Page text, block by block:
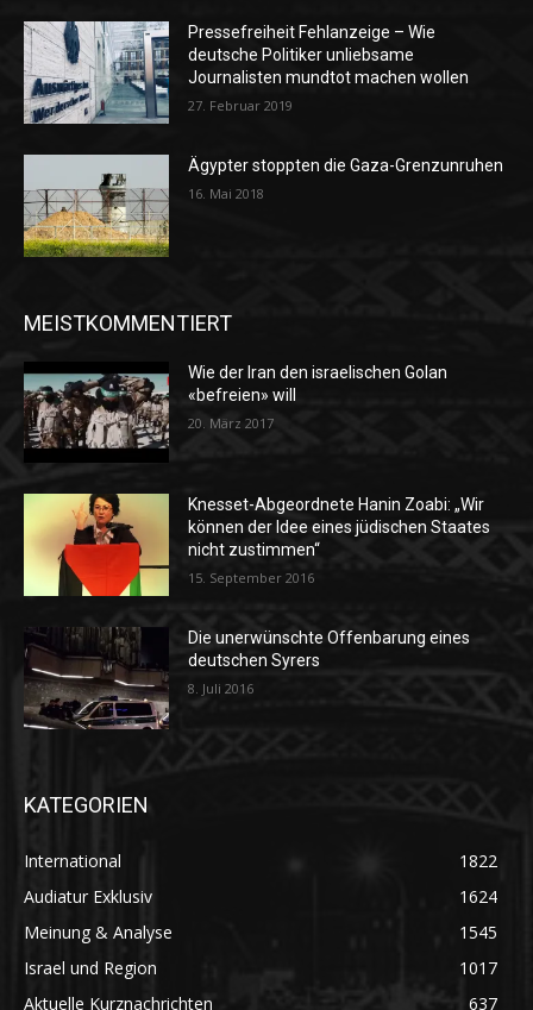
Pressefreiheit Fehlanzeige – Wie
deutsche Politiker unliebsame
Journalisten mundtot machen wollen
27. Februar 2019
Ägypter stoppten die Gaza-Grenzunruhen
16. Mai 2018
MEISTKOMMENTIERT
Wie der Iran den israelischen Golan
«befreien» will
20. März 2017
Knesset-Abgeordnete Hanin Zoabi: „Wir
können der Idee eines jüdischen Staates
nicht zustimmen“
15. September 2016
Die unerwünschte Offenbarung eines
deutschen Syrers
8. Juli 2016
KATEGORIEN
International
1822
Audiatur Exklusiv
1624
Meinung & Analyse
1545
Israel und Region
1017
Aktuelle Kurznachrichten
637